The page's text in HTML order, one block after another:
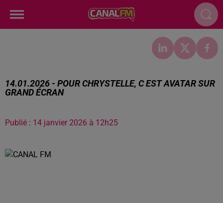
14.01.2026 - POUR CHRYSTELLE, C EST AVATAR SUR
GRAND ÉCRAN
Publié : 14 janvier 2026 à 12h25